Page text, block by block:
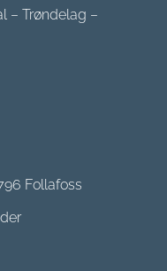
–Trøndelag –
Follafoss